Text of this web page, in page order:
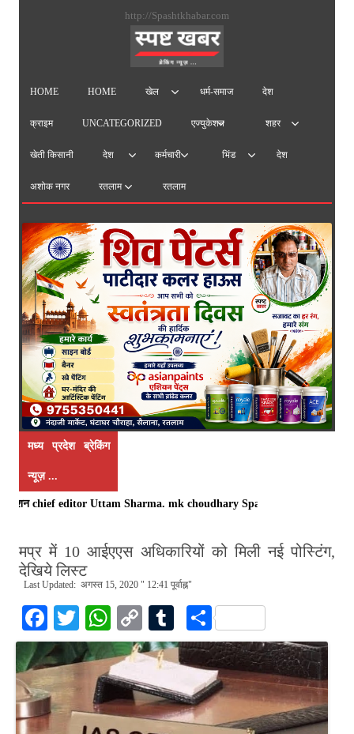
http://Spashtkhabar.com
HOME HOME खेल धर्म-समाज देश
क्राइम UNCATEGORIZED एज्युकेशन शहर
खेती किसानी देश कर्मचारी भिंड देश
अशोक नगर रतलाम रतलाम
मध्य प्रदेश ब्रेकिंग
न्यूज़ ...
editor Uttam Sharma. mk choudhary Spasht.K@gmail.com .
मप्र में 10 आईएएस अधिकारियों को मिली नई पोस्टिंग,
देखिये लिस्ट
Last Updated: अगस्त 15, 2020 " 12:41 पूर्वाह्न"
Fa
ce
bo
ok
T
wi
tte
r
W
ha
ts
A
pp
C
op
y
Li
nk
u
m
bl
r
S
ha
re